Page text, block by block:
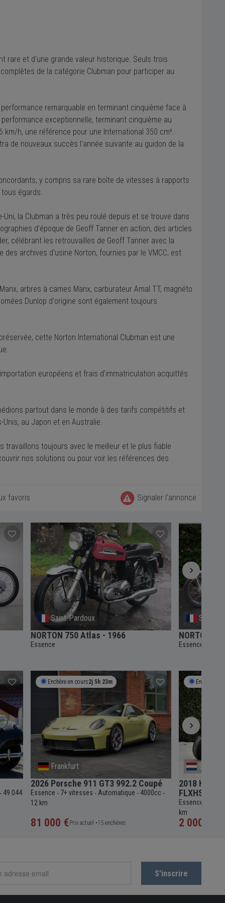
rare et d'une grande valeur historique. Seuls trois
de la catégorie Clubman pour participer au
remarquable en terminant cinquième face à
exceptionnelle, terminant cinquième au
h, une référence pour une International 350 cm³.
de nouveaux succès l'année suivante au guidon de la
y compris sa rare boîte de vitesses à rapports
égards.
la Clubman a très peu roulé depuis et se trouve dans
d'époque de Geoff Tanner en action, des articles
célébrant les retrouvailles de Geoff Tanner avec la
archives d'usine Norton, fournies par le VMCC, est
arbres à cames Manx, carburateur Amal TT, magnéto
Dunlop d'origine sont également toujours
cette Norton International Clubman est une
européens et frais d'immatriculation acquittés
partout dans le monde à des tarifs compétitifs et
au Japon et en Australie.
toujours avec le meilleur et le plus fiable
nos solutions ou pour voir les références des
favoris Signaler l'annonce
Saint-Pardoux
NORTON 750 Atlas - 1966
Essence
Saint-
NORTON
Essence
- 49 044
Enchère en cours2j 5h 23m
Frankfurt
2026 Porsche 911 GT3 992.2 Coupé
Essence - 7+ vitesses - Automatique - 4000cc -
12 km
81 000 €Prix actuel •15 enchères
Enchère en
South
2018
FLXHS
Essence
km
2 000 €